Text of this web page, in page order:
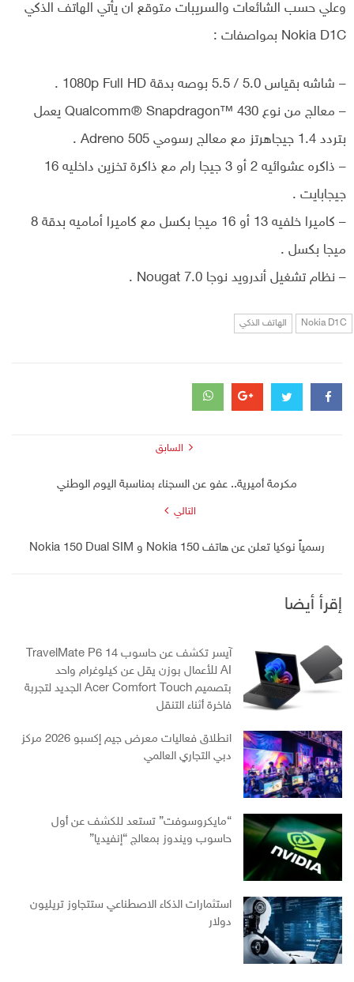
وعلي حسب الشائعات والسريبات متوقع ان يأتي الهاتف الذكي
Nokia D1C بمواصفات :
– شاشه بقياس 5.0 / 5.5 بوصه بدقة 1080p Full HD .
– معالج من نوع Qualcomm® Snapdragon™ 430 يعمل
بتردد 1.4 جيجاهرتز مع معالج رسومي Adreno 505 .
– ذاكره عشوائيه 2 أو 3 جيجا رام مع ذاكرة تخزين داخليه 16
جيجابايت .
– كاميرا خلفيه 13 أو 16 ميجا بكسل مع كاميرا أماميه بدقة 8
ميجا بكسل .
– نظام تشغيل أندرويد نوجا 7.0 Nougat .
Nokia D1C الهاتف الذكي
السابق
مكرمة أميرية.. عفو عن السجناء بمناسبة اليوم الوطني
التالي
رسمياً نوكيا تعلن عن هاتف Nokia 150 و Nokia 150 Dual SIM
إقرأ أيضا
آيسر تكشف عن حاسوب TravelMate P6 14
AI للأعمال بوزن يقل عن كيلوغرام واحد
بتصميم Acer Comfort Touch الجديد لتجربة
فاخرة أثناء التنقل
انطلاق فعاليات معرض جيم إكسبو 2026 مركز
دبي التجاري العالمي
“مايكروسوفت” تستعد للكشف عن أول
حاسوب ويندوز بمعالج “إنفيديا”
استثمارات الذكاء الاصطناعي ستتجاوز تريليون
دولار